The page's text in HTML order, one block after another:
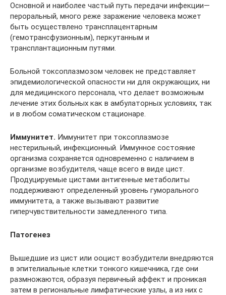
Основной и наиболее частый путь передачи инфекции—
пероральный, много реже заражение человека может
быть осуществлено трансплацентарным
(гемотрансфузионным), перкутанным и
трансплантационным путями.
Больной токсоплазмозом человек не представляет
эпидемиологической опасности ни для окружающих, ни
для медицинского персонала, что делает возможным
лечение этих больных как в амбулаторных условиях, так
и в любом соматическом стационаре.
Иммунитет. Иммунитет при токсоплазмозе
нестерильный, инфекционный. Иммунное состояние
организма сохраняется одновременно с наличием в
организме возбудителя, чаще всего в виде цист.
Продуцируемые цистами антигенные метаболиты
поддерживают определенный уровень гуморального
иммунитета, а также вызывают развитие
гиперчувствительности замедленного типа.
Патогенез
Вышедшие из цист или ооцист возбудители внедряются
в эпителиальные клетки тонкого кишечника, где они
размножаются, образуя первичный аффект и проникая
затем в региональные лимфатические узлы, а из них с